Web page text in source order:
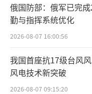
但现在，美国
欧盟会软吗？
第二，特朗
特朗普曾经
俄国防部：俄军已完
勤与指挥系统优化
2026-08-07 16:00:56
我国首座抗17级台风
风电技术新突破
2026-08-07 09:15:20